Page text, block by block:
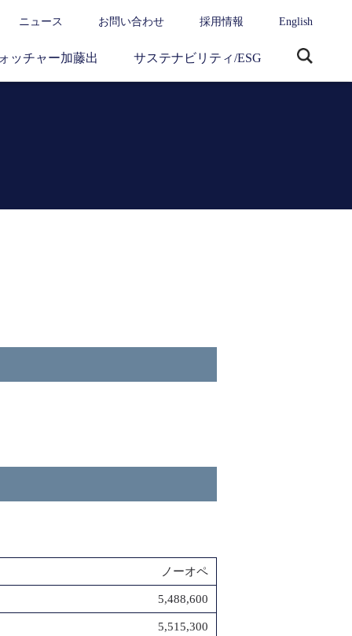
ニュース お問い合わせ 採用情報 English
ッチャー加藤出 サステナビリティ/ESG
ノーオペ
5,488,600
5,515,300